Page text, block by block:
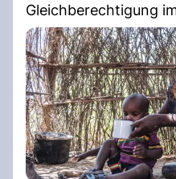
Gleichberechtigung